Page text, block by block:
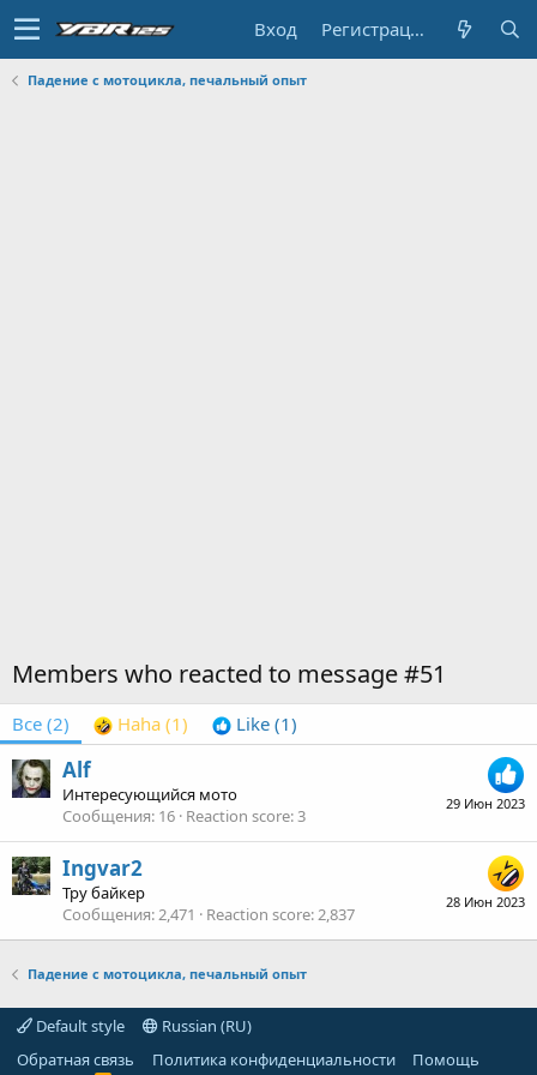
Вход Регистрация
Падение с мотоцикла, печальный опыт
Members who reacted to message #51
Все (2) Haha (1) Like (1)
29 Июн 2023
Alf
Интересующийся мото
Сообщения 16 Reaction score 3
28 Июн 2023
Ingvar2
Тру байкер
Сообщения 2,471 Reaction score 2,837
Падение с мотоцикла, печальный опыт
Default style
Russian (RU)
Обратная связь
Политика конфиденциальности
Помощь